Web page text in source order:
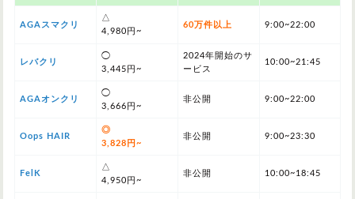
AGAスマクリ
△
4,980円~
60万件以上 9:00~22:00
レバクリ
◯
3,445円~
2024年開始のサ
ービス
10:00~21:45
AGAオンクリ
◯
3,666円~
非公開 9:00~22:00
Oops HAIR
◎
3,828円~
非公開 9:00~23:30
FelK
△
4,950円~
非公開 10:00~18:45